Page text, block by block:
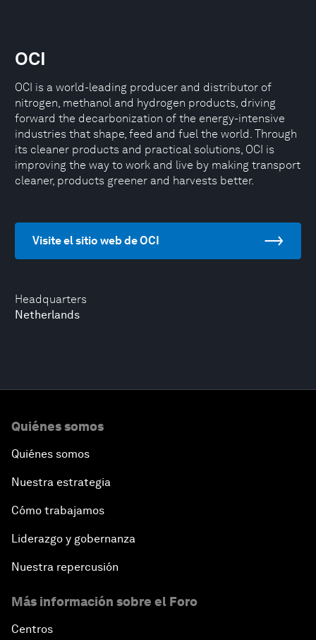
Headquarters
Netherlands
OCI
OCI is a world-leading producer and distributor of
nitrogen, methanol and hydrogen products, driving
forward the decarbonization of the energy-intensive
industries that shape, feed and fuel the world. Through
its cleaner products and practical solutions, OCI is
improving the way to work and live by making transport
cleaner, products greener and harvests better.
Visite el sitio web de OCI
Quiénes somos
Quiénes somos
Nuestra estrategia
Cómo trabajamos
Liderazgo y gobernanza
Nuestra repercusión
Más información sobre el Foro
Centros